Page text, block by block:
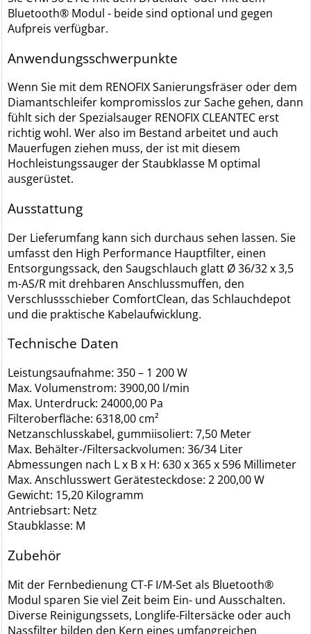
Bluetooth® Modul - beide sind optional und gegen
Aufpreis verfügbar.
Anwendungsschwerpunkte
Wenn Sie mit dem RENOFIX Sanierungsfräser oder dem
Diamantschleifer kompromisslos zur Sache gehen, dann
fühlt sich der Spezialsauger RENOFIX CLEANTEC erst
richtig wohl. Wer also im Bestand arbeitet und auch
Mauerfugen ziehen muss, der ist mit diesem
Hochleistungssauger der Staubklasse M optimal
ausgerüstet.
Ausstattung
Der Lieferumfang kann sich durchaus sehen lassen. Sie
umfasst den High Performance Hauptfilter, einen
Entsorgungssack, den Saugschlauch glatt Ø 36/32 x 3,5
m-AS/R mit drehbaren Anschlussmuffen, den
Verschlussschieber ComfortClean, das Schlauchdepot
und die praktische Kabelaufwicklung.
Technische Daten
Leistungsaufnahme: 350 – 1 200 W
Max. Volumenstrom: 3900,00 l/min
Max. Unterdruck: 24000,00 Pa
Filteroberfläche: 6318,00 cm²
Netzanschlusskabel, gummiisoliert: 7,50 Meter
Max. Behälter-/Filtersackvolumen: 36/34 Liter
Abmessungen nach L x B x H: 630 x 365 x 596 Millimeter
Max. Anschlusswert Gerätesteckdose: 2 200,00 W
Gewicht: 15,20 Kilogramm
Antriebsart: Netz
Staubklasse: M
Zubehör
Mit der Fernbedienung CT-F I/M-Set als Bluetooth®
Modul sparen Sie viel Zeit beim Ein- und Ausschalten.
Diverse Reinigungssets, Longlife-Filtersäcke oder auch
Nassfilter bilden den Kern eines umfangreichen